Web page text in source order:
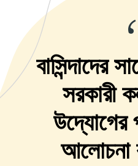
বাসিন্দাদের
সরকারী
উদ্যোগের
আলোচনা